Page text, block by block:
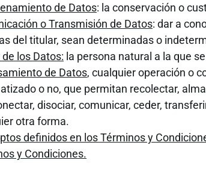
de Datos: la conservación o
o Transmisión de Datos: dar a
del titular, sean determinadas o
los Datos: la persona natural a la que
de Datos, cualquier operación o
o no, que permitan recolectar,
disociar, comunicar, ceder,
otra forma.
definidos en los Términos y
y Condiciones.